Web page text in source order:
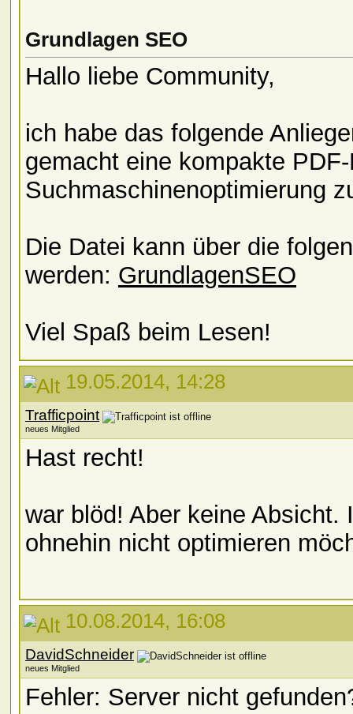
Grundlagen SEO
Hallo liebe Community,
ich habe das folgende
gemacht eine kompakte
Suchmaschinenoptimierung
Die Datei kann über die
werden: GrundlagenSEO
Viel Spaß beim Lesen!
19.05.2014, 14:28
Trafficpoint
neues Mitglied
Hast recht!
war blöd! Aber keine
ohnehin nicht optimieren
10.08.2014, 16:08
DavidSchneider
neues Mitglied
Fehler: Server nicht